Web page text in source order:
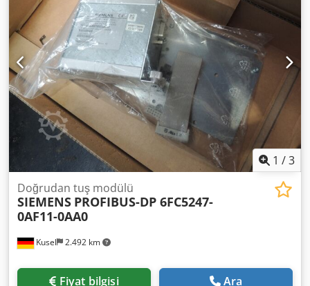
Kullanılmış
1 /3
Kusel 2.492 km
Doğrudan tuş modülü
SIEMENS PROFIBUS-DP 6FC5247-
0AF11-0AA0
Fiyat bilgisi Ara